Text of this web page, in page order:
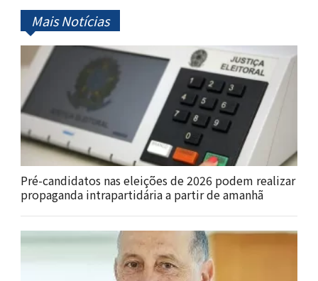
Mais Notícias
Pré-candidatos nas eleições de 2026 podem realizar
propaganda intrapartidária a partir de amanhã